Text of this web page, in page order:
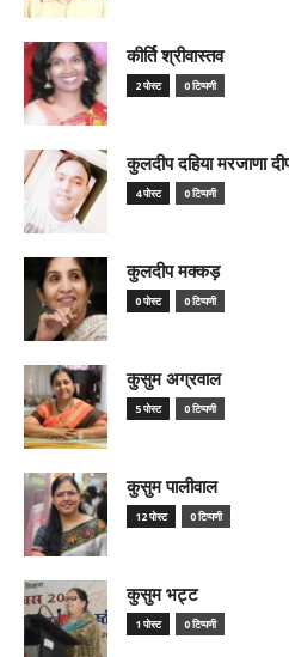
कीर्ति श्रीवास्तव
2 पोस्ट 0 टिप्पणी
कुलदीप दहिया मरजाणा
4 पोस्ट 0 टिप्पणी
कुलदीप मक्कड़
0 पोस्ट 0 टिप्पणी
कुसुम अग्रवाल
5 पोस्ट 0 टिप्पणी
कुसुम पालीवाल
12 पोस्ट 0 टिप्पणी
कुसुम भट्ट
1 पोस्ट 0 टिप्पणी